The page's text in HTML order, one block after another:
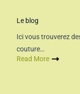
Le blog
Ici vous trouverez
couture…
Read More